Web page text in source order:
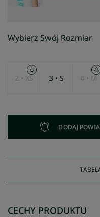
Wybierz Swój Rozmiar
2 • XS 3 • S 4 • M
DODAJ
CECHY PRODUKTU